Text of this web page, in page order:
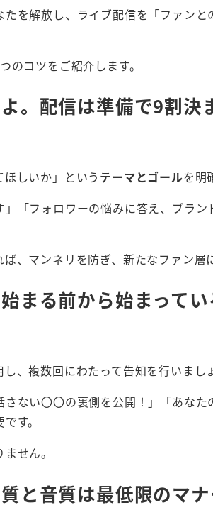
を解放し、ライブ配信を「ファン
コツをご紹介します。
。配信は準備で9割決
しいか」という テーマとゴールを明
「フォロワーの悩みに答え、ブラ
、マンネリを防ぎ、新たなファン層
まる前から始まってい
、複数回にわたって告知を行いまし
ない〇〇の裏側を公開！」「あな
す。
せん。
と音質は最低限のマ